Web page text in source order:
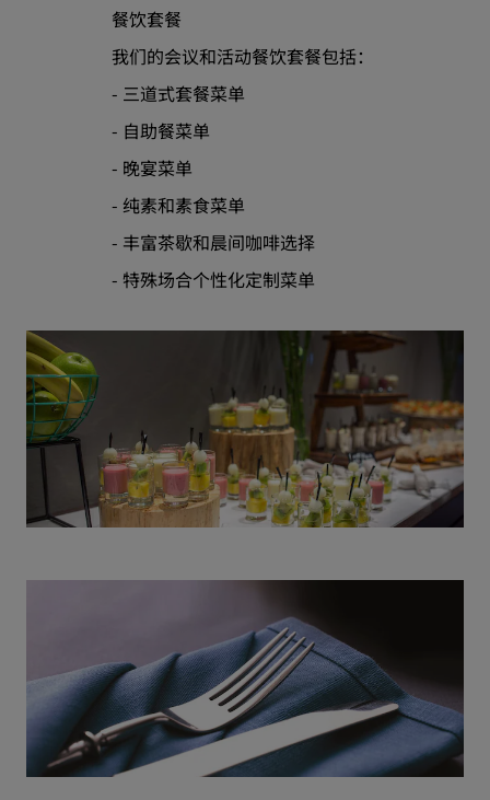
餐饮套餐
我们的会议和活动餐饮套餐包括：
- 三道式套餐菜单
- 自助餐菜单
- 晚宴菜单
- 纯素和素食菜单
- 丰富茶歇和晨间咖啡选择
- 特殊场合个性化定制菜单